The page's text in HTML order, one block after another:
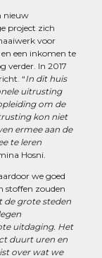
nieuw
project zich
voor
een inkomen te
verder. In 2017
“In dit huis
uitrusting
om de
kon niet
ermee aan de
te leren
Hosni.
we goed
stoffen zouden
de grote steden
uitdaging. Het
duurt uren en
over wat we